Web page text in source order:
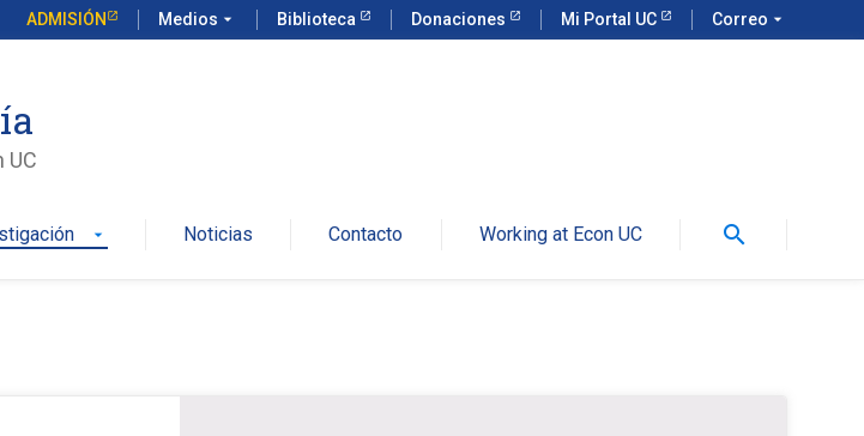
ADMISIÓN Medios arrow_drop_down Biblioteca Donaciones Mi Portal UC Correo arrow_drop_down
UC
arrow_drop_down Noticias Contacto Working at Econ UC search